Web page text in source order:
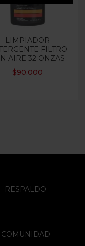
LIMPIADOR
FILTRO
AIRE 32 ONZAS
$90.000
RESPALDO
COMUNIDAD